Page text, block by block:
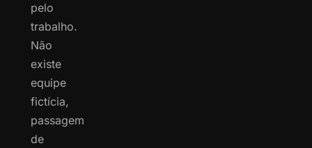
pelo
trabalho.
Não
existe
equipe
fictícia,
passagem
de